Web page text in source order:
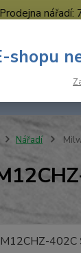
Nářadí
shopu